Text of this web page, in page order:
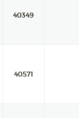
40349
40571